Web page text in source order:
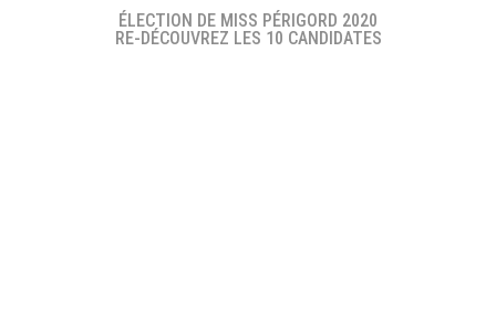
ÉLECTION DE MISS PÉRIGORD 2020
RE-DÉCOUVREZ LES 10 CANDIDATES